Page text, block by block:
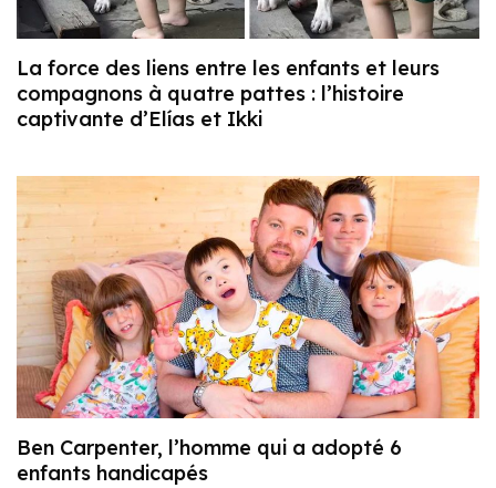
La force des liens entre les enfants et leurs
compagnons à quatre pattes : l’histoire
captivante d’Elías et Ikki
Ben Carpenter, l’homme qui a adopté 6
enfants handicapés